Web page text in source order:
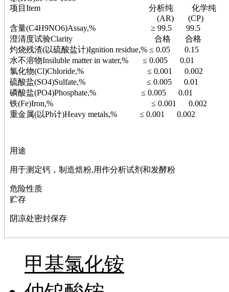
宁
嘌呤
其它
铅
嗪
醛
炔
噻吩
筛
砷
锶
素
钛
钽
碳
糖
项目Item 分析纯 化学纯
(AR) (CP)
含量(C4H9NO6)Assay,% ≥ 99.5 99.5
澄清度试验Clarity 合格 合格
灼烧残渣(以硫酸盐计)Ignition residue,% ≤ 0.05 0.15
水不溶物Insiluble matter in water,% ≤ 0.005 0.01
氯化物(Cl)Chloride,% ≤ 0.001 0.002
硫酸盐(SO4)Sulfate,% ≤ 0.005 0.01
磷酸盐(PO4)Phosphate,% ≤ 0.005 0.01
铁(Fe)Iron,% ≤ 0.001 0.002
重金属(以Pb计)Heavy metals,% ≤ 0.001 0.002
用途
用于测定钙，制造焙粉,用作分析试剂和发酵粉
危险性质
贮存
阴凉处密封保存
甲基氯化铵